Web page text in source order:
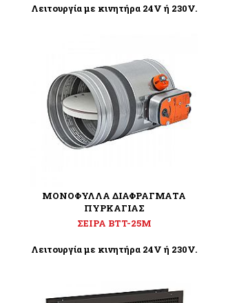
Λειτουργία με κινητήρα 24V ή 230V.
ΜΟΝΟΦΥΛΛΑ ΔΙΑΦΡΑΓΜΑΤΑ
ΠΥΡΚΑΓΙΑΣ
ΣΕΙΡΑ BTT-25M
Λειτουργία με κινητήρα 24V ή 230V.